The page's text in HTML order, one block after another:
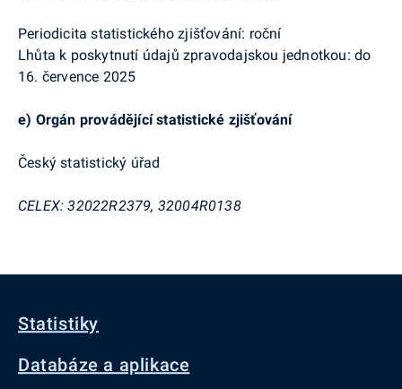
Periodicita statistického zjišťování: roční
Lhůta k poskytnutí údajů zpravodajskou jednotkou: do
16. července 2025
e) Orgán provádějící statistické zjišťování
Český statistický úřad
CELEX: 32022R2379, 32004R0138
Statistiky
Databáze a aplikace